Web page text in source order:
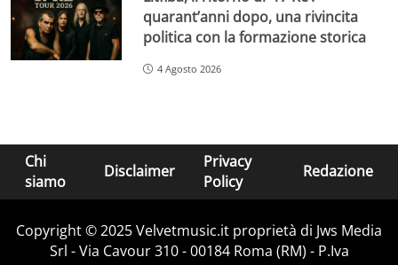
quarant’anni dopo, una rivincita
politica con la formazione storica
4 Agosto 2026
Chi
siamo
Disclaimer
Privacy
Policy
Redazione
Copyright © 2025 Velvetmusic.it proprietà di Jws Media
Srl - Via Cavour 310 - 00184 Roma (RM) - P.Iva